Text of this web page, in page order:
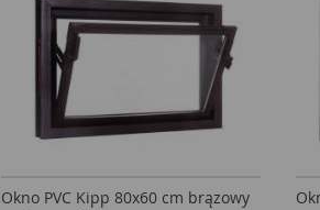
Okno PVC Kipp 80x60 cm brązowy